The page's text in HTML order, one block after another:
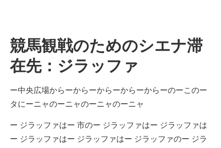
競馬観戦のためのシエナ滞
在先：ジラッファ
ー中央広場からーからーからーからーからーのーこのー
タにーニャのーニャのーニャのーニャ
ー ジラッファはー 市のー ジラッファはー ジラッファは
ー ジラッファはー ジラッファはー ジラッファのー ジラ